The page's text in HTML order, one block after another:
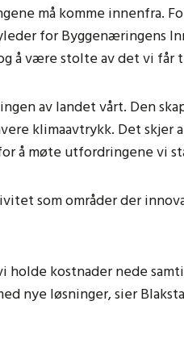
må komme innenfra.
for Byggenæringens
å være stolte av det vi får
av landet vårt. Den
klimaavtrykk. Det skjer
å møte utfordringene vi
som områder der
kostnader nede
nye løsninger, sier